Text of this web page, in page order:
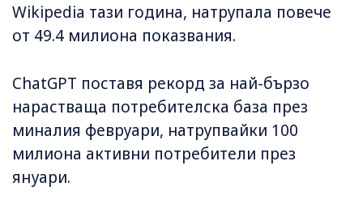
Wikipedia тази година, натрупала повече
от 49.4 милиона показвания.
ChatGPT поставя рекорд за най-бързо
нарастваща потребителска база през
миналия февруари, натрупвайки 100
милиона активни потребители през
януари.